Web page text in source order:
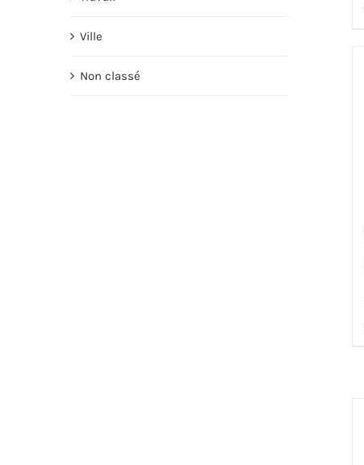
Ville
Non classé